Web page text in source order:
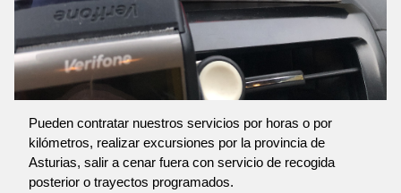
Pueden contratar nuestros servicios por horas o por
kilómetros, realizar excursiones por la provincia de
Asturias, salir a cenar fuera con servicio de recogida
posterior o trayectos programados.